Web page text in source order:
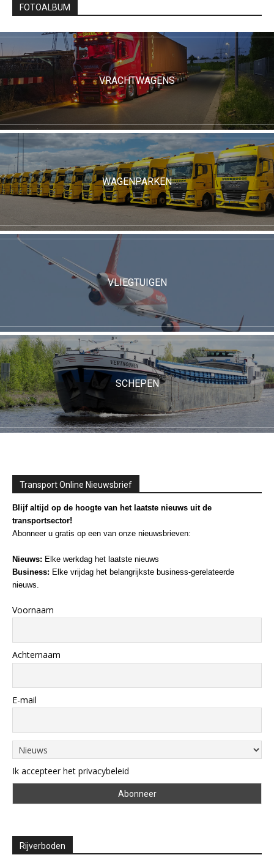
FOTOALBUM
VRACHTWAGENS
WAGENPARKEN
VLIEGTUIGEN
SCHEPEN
Transport Online Nieuwsbrief
Blijf altijd op de hoogte van het laatste nieuws uit de
transportsector!
Abonneer u gratis op een van onze nieuwsbrieven:
Nieuws: Elke werkdag het laatste nieuws
Business: Elke vrijdag het belangrijkste business-gerelateerde
nieuws.
Voornaam
Achternaam
E-mail
Ik accepteer het privacybeleid
Rijverboden